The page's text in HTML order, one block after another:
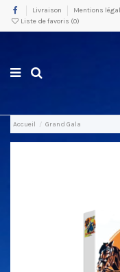
Livraison Mentions
Liste de favoris (0)
Accueil Grand Gala